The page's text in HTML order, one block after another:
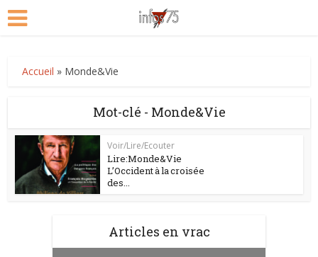
Accueil » Monde&Vie
Mot-clé - Monde&Vie
Voir/Lire/Ecouter
Lire:Monde&Vie
L’Occident à la croisée
des...
Articles en vrac